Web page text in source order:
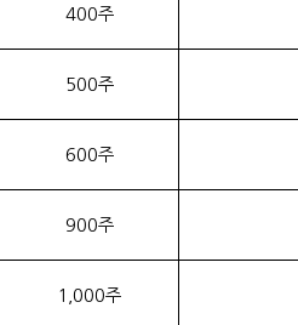
400주
500주
600주
900주
1,000주